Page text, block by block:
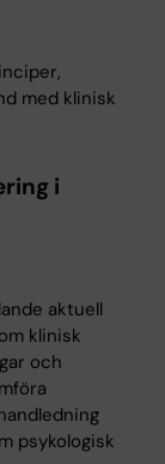
med klinisk
i
aktuell
klinisk
och
psykologisk